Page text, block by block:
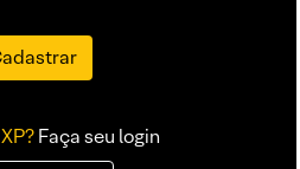
Faça seu login